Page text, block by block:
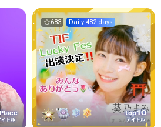
Place
イドル
683 Daily 482 days
top10
アイドル